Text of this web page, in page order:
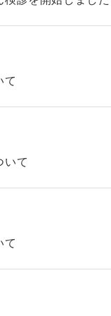
て
いて
て